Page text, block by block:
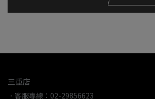
三重店
．客服專線：02-29856623